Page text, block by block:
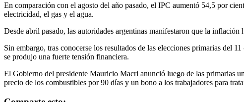
En comparación con el agosto del año pasado, el IPC aumentó 54,5 por
electricidad, el gas y el agua.
Desde abril pasado, las autoridades argentinas manifestaron que la
Sin embargo, tras conocerse los resultados de las elecciones primarias del
se produjo una fuerte tensión financiera.
El Gobierno del presidente Mauricio Macri anunció luego de las primarias
precio de los combustibles por 90 días y un bono a los trabajadores para